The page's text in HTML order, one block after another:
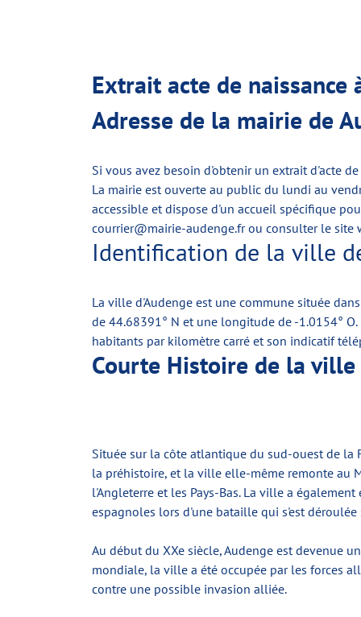
Extrait acte de naissance
Adresse de la mairie de
Si vous avez besoin d'obtenir un extrait d'acte
La mairie est ouverte au public du lundi au
accessible et dispose d'un accueil spécifique
courrier@mairie-audenge.frou consulter le site
Identification de la ville
La ville d'Audenge est une commune située
de 44.68391° N et une longitude de -1.0154°
habitants par kilomètre carré et son indicatif
Courte Histoire de la ville
Située sur la côte atlantique du sud-ouest de la
la préhistoire, et la ville elle-même remonte au
l'Angleterre et les Pays-Bas. La ville a
espagnoles lors d'une bataille qui s'est déroulée
Au début du XXe siècle, Audenge est devenue
mondiale, la ville a été occupée par les forces
contre une possible invasion alliée.